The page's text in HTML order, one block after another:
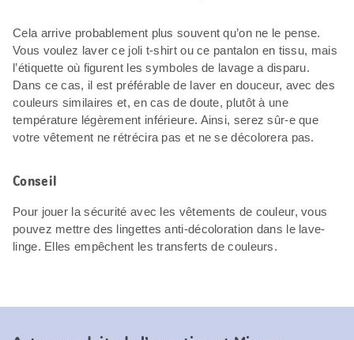
Cela arrive probablement plus souvent qu’on ne le pense.
Vous voulez laver ce joli t-shirt ou ce pantalon en tissu, mais
l’étiquette où figurent les symboles de lavage a disparu.
Dans ce cas, il est préférable de laver en douceur, avec des
couleurs similaires et, en cas de doute, plutôt à une
température légèrement inférieure. Ainsi, serez sûr-e que
votre vêtement ne rétrécira pas et ne se décolorera pas.
Conseil
Pour jouer la sécurité avec les vêtements de couleur, vous
pouvez mettre des lingettes anti-décoloration dans le lave-
linge. Elles empêchent les transferts de couleurs.